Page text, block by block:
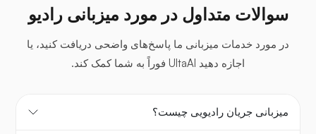
سوالات متداول در مورد میزبانی رادیو
در مورد خدمات میزبانی ما پاسخ‌های واضحی دریافت کنید، یا
اجازه دهید UltaAI فوراً به شما کمک کند.
میزبانی جریان رادیویی چیست؟